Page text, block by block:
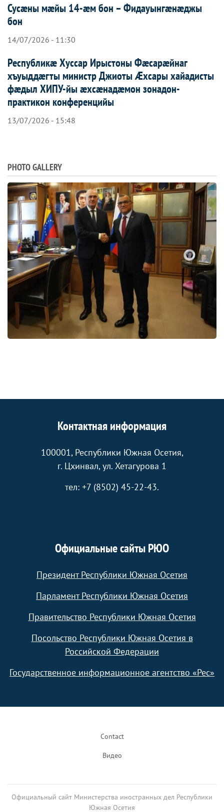
Сусæны мæйы 14-æм бон – Фидауынгæнæджы
бон
14/07/2026 - 11:30
Республикæ Хуссар Ирыстоны Фæсарæйнаг
хъуыддæгты министр Джиоты Æхсары хайадисты
фæдыл ХИПУ-йы æхсæнадæмон зонадон-
практикон конференцийы
13/07/2026 - 15:48
PHOTO GALLERY
Контактная информация
100001, Республики Южная Осетия,
г. Цхинвал, ул. Хетагурова 1
тел: +7 (8502) 45-22-43.
Официальные сайты РЮО
Президент Республики Южная Осетия
Парламент Республики Южная Осетия
Правительство Республики Южная Осетия
Посольство Республики Южная Осетия в
Российской Федерации
Государственное информационное агентство «Рес»
Contact
Видео
Официальный сайт Министерства иностранных дел Республики
Южная Осетия